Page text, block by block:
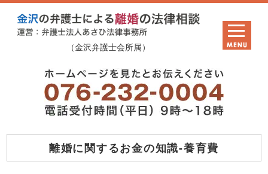
（金沢弁護士会所属）
離婚に関するお金の知識-養育費